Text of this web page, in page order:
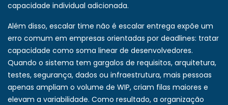
capacidade individual adicionada.
Além disso, escalar time não é escalar entrega expõe um
erro comum em empresas orientadas por deadlines: tratar
capacidade como soma linear de desenvolvedores.
Quando o sistema tem gargalos de requisitos, arquitetura,
testes, segurança, dados ou infraestrutura, mais pessoas
apenas ampliam o volume de WIP, criam filas maiores e
elevam a variabilidade. Como resultado, a organização